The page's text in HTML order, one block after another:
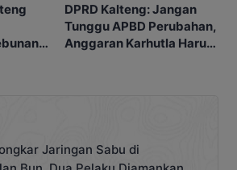
DPRD Kalteng: Jangan
Tunggu APBD Perubahan,
Anggaran Karhutla Harus
Jaringan Sabu di